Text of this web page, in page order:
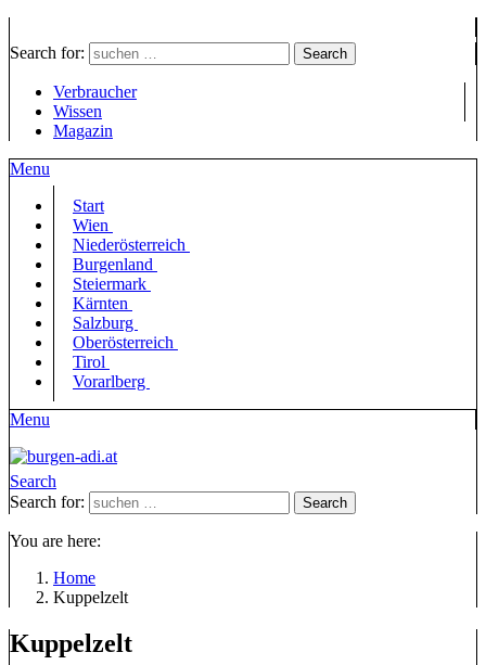
Search for: Search
Verbraucher
Wissen
Magazin
Menu
Start
Wien
Niederösterreich
Burgenland
Steiermark
Kärnten
Salzburg
Oberösterreich
Tirol
Vorarlberg
Menu
Search
Search for:
Search
You are here:
Home
Kuppelzelt
Kuppelzelt